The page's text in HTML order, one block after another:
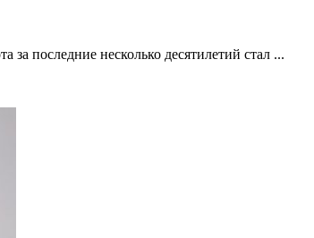
последние несколько десятилетий стал ...